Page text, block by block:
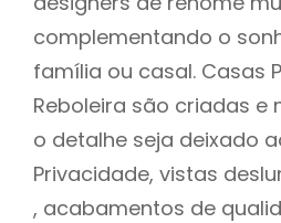
complementando o
família ou casal. Casas
Reboleira são criadas e
o detalhe seja deixado
Privacidade, vistas
, acabamentos de